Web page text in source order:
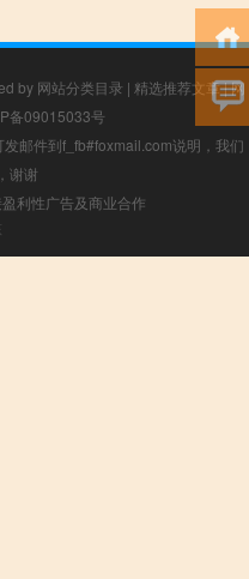
by 网站分类目录 | 精选推荐文章|网
备09015033号
邮件到f_fb#foxmail.com说明，我们
谢谢
利性广告及商业合作